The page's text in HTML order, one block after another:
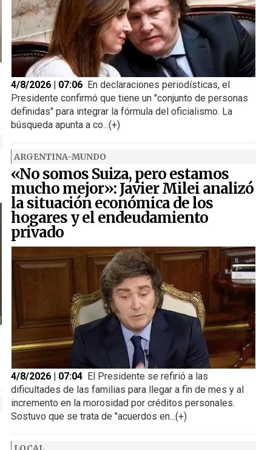
4/8/2026 | 07:06 En declaraciones periodísticas, el
Presidente confirmó que tiene un "conjunto de personas
definidas" para integrar la fórmula del oficialismo. La
búsqueda apunta a co...(+)
ARGENTINA-MUNDO
«No somos Suiza, pero estamos
mucho mejor»: Javier Milei analizó
la situación económica de los
hogares y el endeudamiento
privado
4/8/2026 | 07:04 El Presidente se refirió a las
dificultades de las familias para llegar a fin de mes y al
incremento en la morosidad por créditos personales.
Sostuvo que se trata de "acuerdos en...(+)